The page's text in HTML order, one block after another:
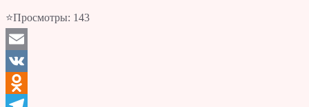
⭐Просмотры: 143
Email
VK
Odnoklassniki